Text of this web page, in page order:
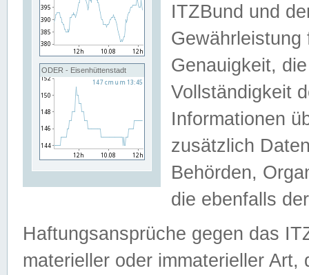
ODER - Eisenhüttenstadt
ITZBund und
Genauigkeit,
Vollständigkeit
Informationen
zusätzlich
Behörden,
die ebenfalls
Haftungsansprüche gegen das
materieller oder immaterieller